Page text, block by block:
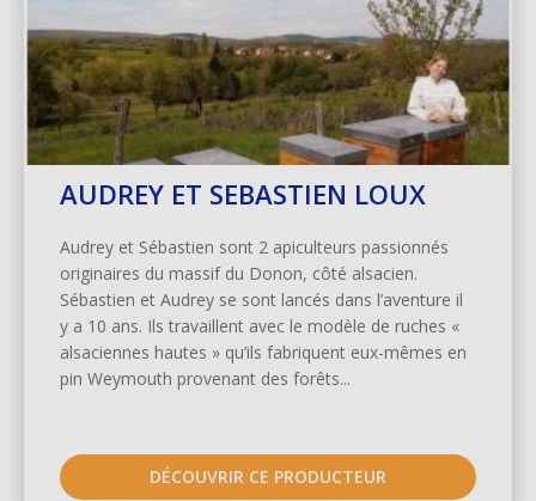
AUDREY ET SEBASTIEN LOUX
Audrey et Sébastien sont 2 apiculteurs passionnés
originaires du massif du Donon, côté alsacien.
Sébastien et Audrey se sont lancés dans l’aventure il
y a 10 ans. Ils travaillent avec le modèle de ruches «
alsaciennes hautes » qu’ils fabriquent eux-mêmes en
pin Weymouth provenant des forêts...
DÉCOUVRIR CE PRODUCTEUR